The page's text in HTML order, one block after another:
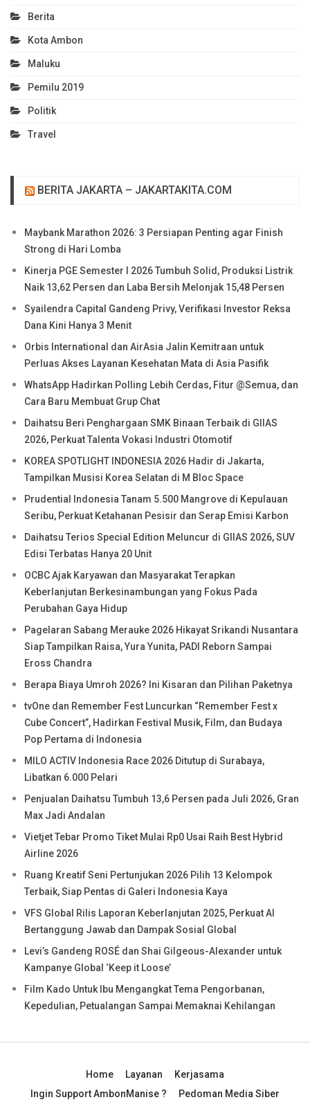
Berita
Kota Ambon
Maluku
Pemilu 2019
Politik
Travel
BERITA JAKARTA – JAKARTAKITA.COM
Maybank Marathon 2026: 3 Persiapan Penting agar Finish
Strong di Hari Lomba
Kinerja PGE Semester I 2026 Tumbuh Solid, Produksi Listrik
Naik 13,62 Persen dan Laba Bersih Melonjak 15,48 Persen
Syailendra Capital Gandeng Privy, Verifikasi Investor Reksa
Dana Kini Hanya 3 Menit
Orbis International dan AirAsia Jalin Kemitraan untuk
Perluas Akses Layanan Kesehatan Mata di Asia Pasifik
WhatsApp Hadirkan Polling Lebih Cerdas, Fitur @Semua, dan
Cara Baru Membuat Grup Chat
Daihatsu Beri Penghargaan SMK Binaan Terbaik di GIIAS
2026, Perkuat Talenta Vokasi Industri Otomotif
KOREA SPOTLIGHT INDONESIA 2026 Hadir di Jakarta,
Tampilkan Musisi Korea Selatan di M Bloc Space
Prudential Indonesia Tanam 5.500 Mangrove di Kepulauan
Seribu, Perkuat Ketahanan Pesisir dan Serap Emisi Karbon
Daihatsu Terios Special Edition Meluncur di GIIAS 2026, SUV
Edisi Terbatas Hanya 20 Unit
OCBC Ajak Karyawan dan Masyarakat Terapkan
Keberlanjutan Berkesinambungan yang Fokus Pada
Perubahan Gaya Hidup
Pagelaran Sabang Merauke 2026 Hikayat Srikandi Nusantara
Siap Tampilkan Raisa, Yura Yunita, PADI Reborn Sampai
Eross Chandra
Berapa Biaya Umroh 2026? Ini Kisaran dan Pilihan Paketnya
tvOne dan Remember Fest Luncurkan “Remember Fest x
Cube Concert”, Hadirkan Festival Musik, Film, dan Budaya
Pop Pertama di Indonesia
MILO ACTIV Indonesia Race 2026 Ditutup di Surabaya,
Libatkan 6.000 Pelari
Penjualan Daihatsu Tumbuh 13,6 Persen pada Juli 2026, Gran
Max Jadi Andalan
Vietjet Tebar Promo Tiket Mulai Rp0 Usai Raih Best Hybrid
Airline 2026
Ruang Kreatif Seni Pertunjukan 2026 Pilih 13 Kelompok
Terbaik, Siap Pentas di Galeri Indonesia Kaya
VFS Global Rilis Laporan Keberlanjutan 2025, Perkuat AI
Bertanggung Jawab dan Dampak Sosial Global
Levi’s Gandeng ROSÉ dan Shai Gilgeous-Alexander untuk
Kampanye Global ‘Keep it Loose’
Film Kado Untuk Ibu Mengangkat Tema Pengorbanan,
Kepedulian, Petualangan Sampai Memaknai Kehilangan
Home Layanan
Kerjasama
Ingin Support AmbonManise ?
Pedoman Media Siber